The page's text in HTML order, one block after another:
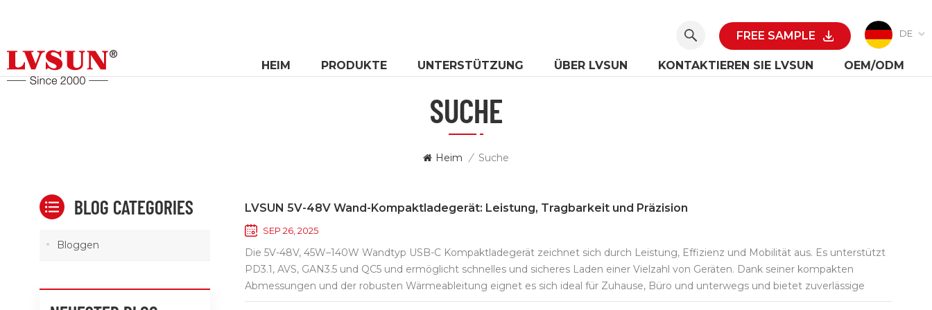
DE
FREE SAMPLE
HEIM PRODUKTE UNTERSTÜTZUNG ÜBER LVSUN KONTAKTIEREN SIE LVSUN OEM/ODM
SUCHE
Heim / Suche
LVSUN 5V-48V Wand-Kompaktladegerät: Leistung, Tragbarkeit und Präzision
SEP 26, 2025
Die 5V-48V, 45W–140W Wandtyp USB-C Kompaktladegerät zeichnet sich durch Leistung, Effizienz und Mobilität aus. Es unterstützt
PD3.1, AVS, GAN3.5 und QC5 und ermöglicht schnelles und sicheres Laden einer Vielzahl von Geräten. Dank seiner kompakten
Abmessungen und der robusten Wärmeableitung eignet es sich ideal für Zuhause, Büro und unterwegs und bietet zuverlässige
Leistung dort, wo Sie sie am meisten brauchen. Kompatibel mit einer Vielzahl von letzte USB-C-Geräte – von der iPhone 17-Serie und
BLOG CATEGORIES
Bloggen